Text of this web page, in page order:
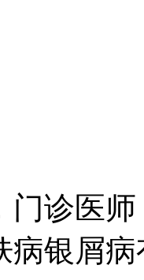
门诊医
病银屑病